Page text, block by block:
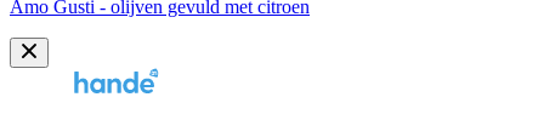
Amo Gusti - olijven gevuld met citroen